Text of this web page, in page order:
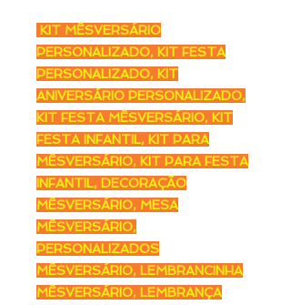
KIT MÊSVERSÁRIO
PERSONALIZADO, KIT FESTA
PERSONALIZADO, KIT
ANIVERSÁRIO PERSONALIZADO,
KIT FESTA MÊSVERSÁRIO, KIT
FESTA INFANTIL, KIT PARA
MÊSVERSÁRIO, KIT PARA FESTA
INFANTIL, DECORAÇÃO
MÊSVERSÁRIO, MESA
MÊSVERSÁRIO,
PERSONALIZADOS
MÊSVERSÁRIO, LEMBRANCINHA
MÊSVERSÁRIO, LEMBRANÇA